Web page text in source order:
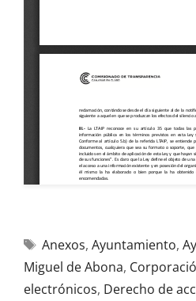
Anexos, Ayuntamiento,
Miguel de Abona,
electrónicos, Derecho de